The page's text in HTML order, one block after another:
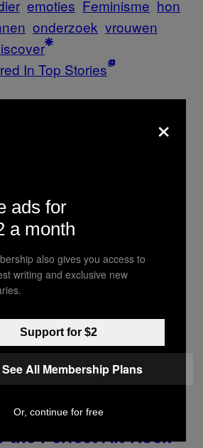
emoties Feminisme hon
onderzoek vrouwen
In Top Stories
REDFERNS)
the Perfect Alt-Rock
×
ads for
a month
also gives you access to
writing and exclusive new
Support for $2
See All Membership Plans
Or, continue for free